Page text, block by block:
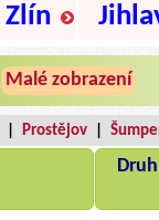
Zlín
Malé zobrazení
Prostějov